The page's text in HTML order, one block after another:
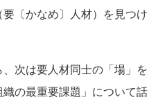
〔かなめ〕人材）を見つけ
次は要人材同士の「場」を
の最重要課題」について話